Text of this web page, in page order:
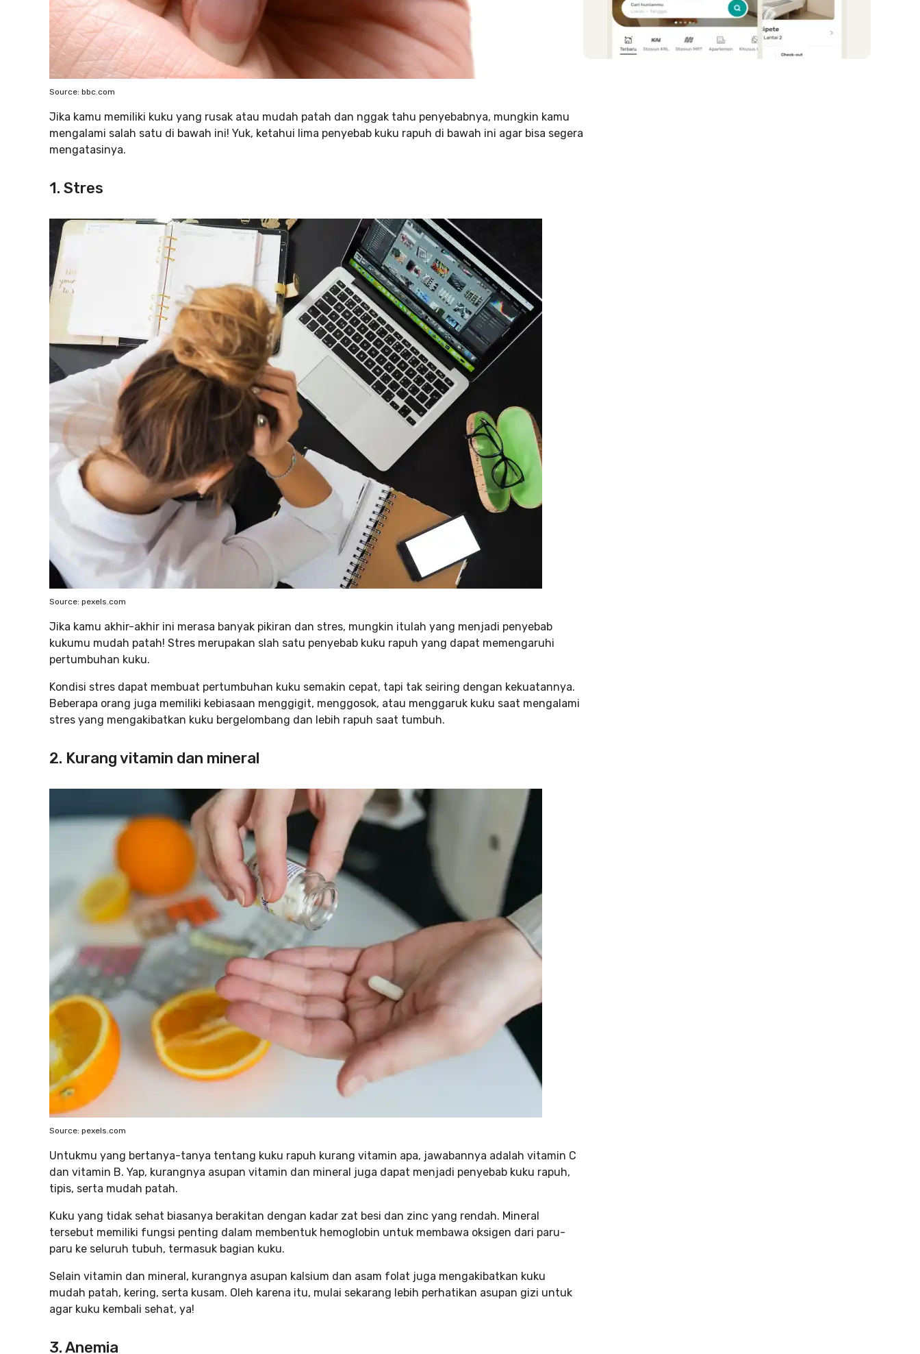
Source: bbc.com
Jika kamu memiliki kuku yang rusak atau mudah patah dan nggak tahu penyebabnya, mungkin kamu
mengalami salah satu di bawah ini! Yuk, ketahui lima penyebab kuku rapuh di bawah ini agar bisa segera
mengatasinya.
1. Stres
Source: pexels.com
Jika kamu akhir-akhir ini merasa banyak pikiran dan stres, mungkin itulah yang menjadi penyebab
kukumu mudah patah! Stres merupakan slah satu penyebab kuku rapuh yang dapat memengaruhi
pertumbuhan kuku.
Kondisi stres dapat membuat pertumbuhan kuku semakin cepat, tapi tak seiring dengan kekuatannya.
Beberapa orang juga memiliki kebiasaan menggigit, menggosok, atau menggaruk kuku saat mengalami
stres yang mengakibatkan kuku bergelombang dan lebih rapuh saat tumbuh.
2. Kurang vitamin dan mineral
Source: pexels.com
Untukmu yang bertanya-tanya tentang kuku rapuh kurang vitamin apa, jawabannya adalah vitamin C
dan vitamin B. Yap, kurangnya asupan vitamin dan mineral juga dapat menjadi penyebab kuku rapuh,
tipis, serta mudah patah.
Kuku yang tidak sehat biasanya berakitan dengan kadar zat besi dan zinc yang rendah. Mineral
tersebut memiliki fungsi penting dalam membentuk hemoglobin untuk membawa oksigen dari paru-
paru ke seluruh tubuh, termasuk bagian kuku.
Selain vitamin dan mineral, kurangnya asupan kalsium dan asam folat juga mengakibatkan kuku
mudah patah, kering, serta kusam. Oleh karena itu, mulai sekarang lebih perhatikan asupan gizi untuk
agar kuku kembali sehat, ya!
3. Anemia